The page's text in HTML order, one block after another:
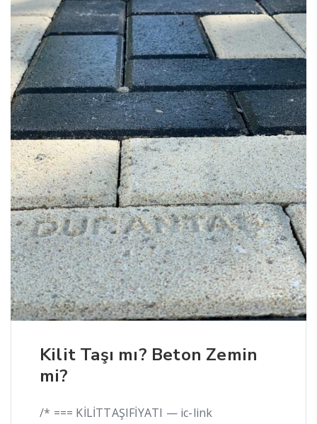
Kilit Taşı mı? Beton Zemin
mi?
/* === KİLİTTAŞIFİYATI — ic-link